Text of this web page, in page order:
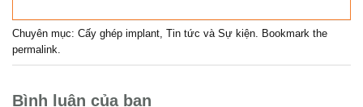
Chuyên mục: Cấy ghép implant, Tin tức và Sự kiện. Bookmark the
permalink.
Bình luận của bạn